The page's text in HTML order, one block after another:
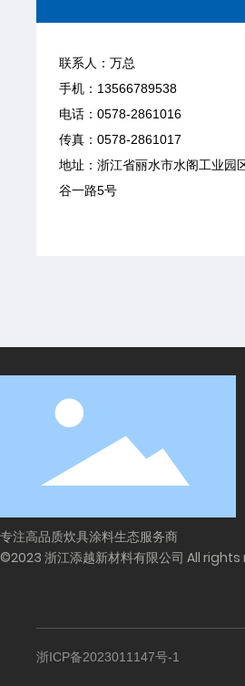
联系人：万总
手机： 13566789538
电话：0578-2861016
传真：0578-2861017
地址：浙江省丽水市水阁工业园
谷一路5号
专注高品质炊具涂料生态服务商
©2023 浙江添越新材料有限公司 All
浙ICP备2023011147号-1